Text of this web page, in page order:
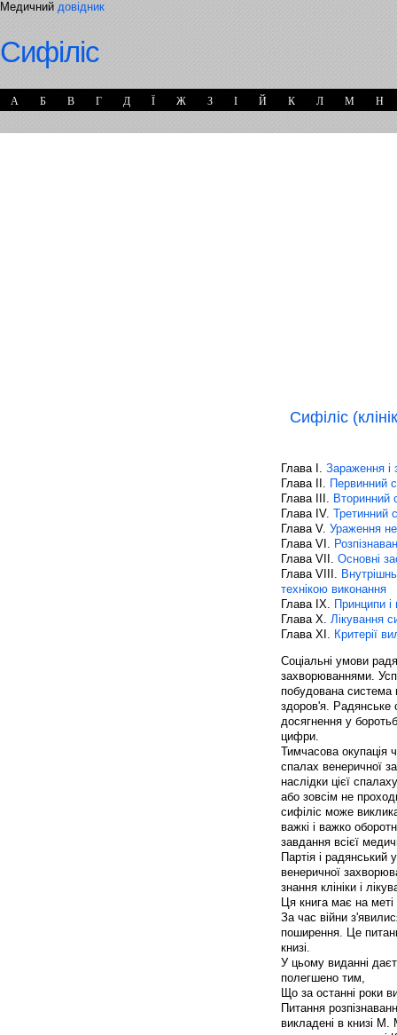
Медичний довідник
Сифіліс
А Б В Г Д Ї Ж З І Й К Л М Н
Сифіліс
Глава I. Зараження і
Глава II. Первинний
Глава III. Вторинний
Глава IV. Третинний
Глава V. Ураження
Глава VI.
Глава VII. Основні
Глава VIII.
технікою виконання
Глава IX. Принципи і
Глава X. Лікування
Глава XI. Критерії
Соціальні умови
захворюваннями.
побудована система
здоров'я. Радянське
досягнення у
цифри.
Тимчасова окупація
спалах венеричної
наслідки цієї
або зовсім не
сифіліс може
важкі і важко
завдання всієї
Партія і
венеричної
знання клініки і
Ця книга має на меті
За час війни
поширення. Це
книзі.
У цьому виданні
полегшено тим,
Що за останні роки
Питання
викладені в книзі М.